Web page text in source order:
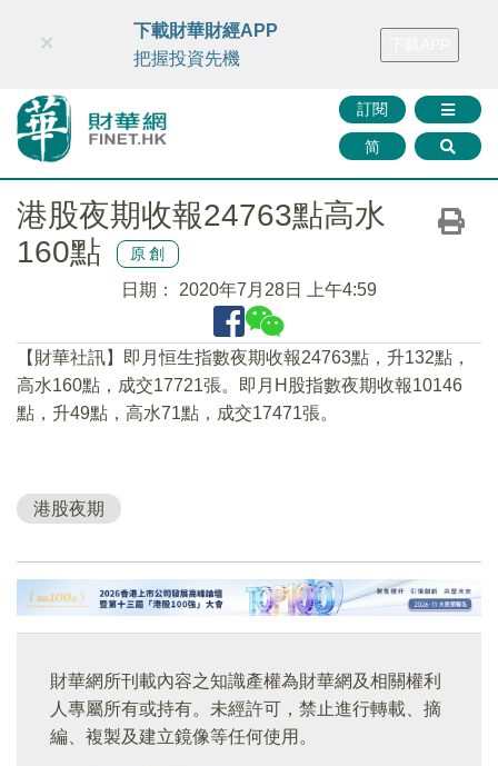
財華智庫網 FINTV FINMETA 財華證券 媒體矩陣
訂閱
简
×
下載財華財經APP
把握投資先機
港股夜期收報24763點高水
160點
原創
日期： 2020年7月28日 上午4:59
【財華社訊】即月恒生指數夜期收報24763點，升132點，
高水160點，成交17721張。即月H股指數夜期收報10146
點，升49點，高水71點，成交17471張。
港股夜期
財華網所刊載內容之知識產權為財華網及相關權利
人專屬所有或持有。未經許可，禁止進行轉載、摘
編、複製及建立鏡像等任何使用。